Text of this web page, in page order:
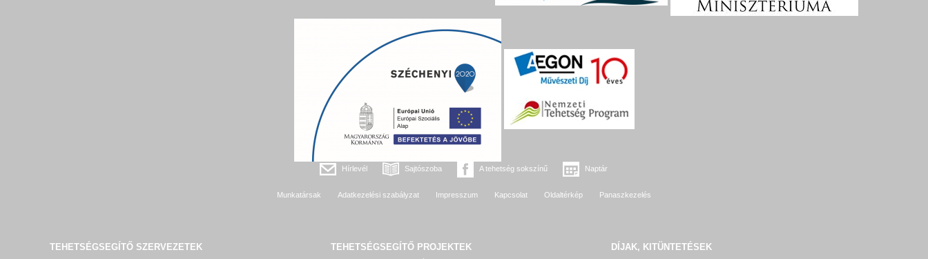
Hírlevél Sajtószoba A tehetség sokszínű Naptár
Munkatársak Adatkezelési szabályzat Impresszum Kapcsolat Oldaltérkép Panaszkezelés
TEHETSÉGSEGÍTŐ SZERVEZETEK TEHETSÉGSEGÍTŐ PROJEKTEK DÍJAK, KITÜNTETÉSEK